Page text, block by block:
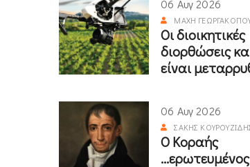
06 Αυγ 2026
ΜΆΧΗ
Οι διοικητικές
διορθώσεις
είναι
06 Αυγ 2026
ΣΆΚΗΣ
Ο Κοραής